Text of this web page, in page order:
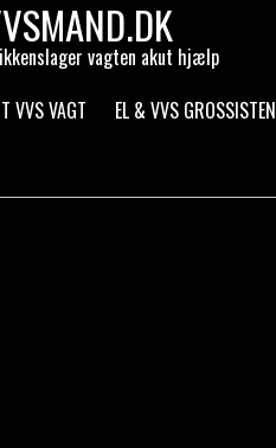
vagten akut hjælp
VVS VAGT EL & VVS GROSSISTEN